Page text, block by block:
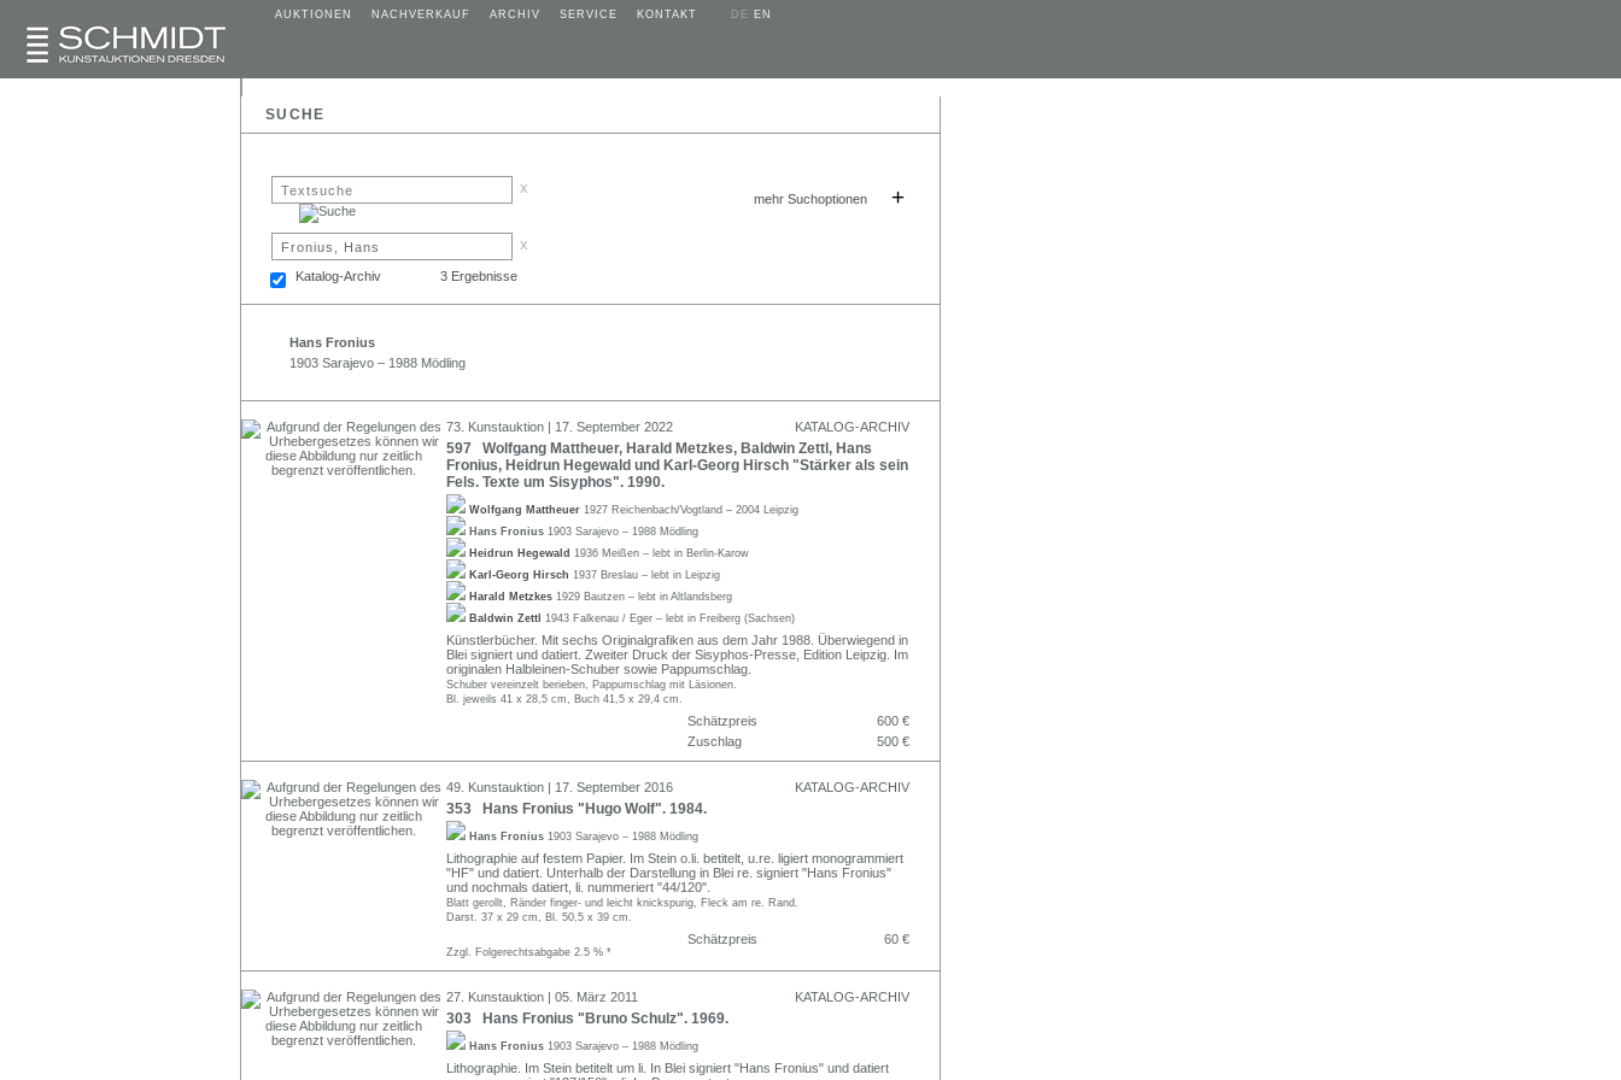
AUKTIONEN NACHVERKAUF ARCHIV SERVICE KONTAKT DE EN
SUCHE
x
mehr Suchoptionen +
x
Katalog-Archiv 3 Ergebnisse
Hans Fronius
1903 Sarajevo – 1988 Mödling
73. Kunstauktion | 17. September 2022 KATALOG-ARCHIV
597 Wolfgang Mattheuer, Harald Metzkes, Baldwin Zettl, Hans
Fronius, Heidrun Hegewald und Karl-Georg Hirsch "Stärker als sein
Fels. Texte um Sisyphos". 1990.
Wolfgang Mattheuer 1927 Reichenbach/Vogtland – 2004 Leipzig
Hans Fronius 1903 Sarajevo – 1988 Mödling
Heidrun Hegewald 1936 Meißen – lebt in Berlin-Karow
Karl-Georg Hirsch 1937 Breslau – lebt in Leipzig
Harald Metzkes 1929 Bautzen – lebt in Altlandsberg
Baldwin Zettl 1943 Falkenau / Eger – lebt in Freiberg (Sachsen)
Künstlerbücher. Mit sechs Originalgrafiken aus dem Jahr 1988. Überwiegend in
Blei signiert und datiert. Zweiter Druck der Sisyphos-Presse, Edition Leipzig. Im
originalen Halbleinen-Schuber sowie Pappumschlag.
Schuber vereinzelt berieben, Pappumschlag mit Läsionen.
Bl. jeweils 41 x 28,5 cm, Buch 41,5 x 29,4 cm.
Schätzpreis
600 €
Zuschlag
500 €
49. Kunstauktion | 17. September 2016 KATALOG-ARCHIV
353 Hans Fronius "Hugo Wolf". 1984.
Hans Fronius 1903 Sarajevo – 1988 Mödling
Lithographie auf festem Papier. Im Stein o.li. betitelt, u.re. ligiert monogrammiert
"HF" und datiert. Unterhalb der Darstellung in Blei re. signiert "Hans Fronius"
und nochmals datiert, li. nummeriert "44/120".
Blatt gerollt, Ränder finger- und leicht knickspurig, Fleck am re. Rand.
Darst. 37 x 29 cm, Bl. 50,5 x 39 cm.
Schätzpreis 60 €
Zzgl. Folgerechtsabgabe 2.5 % *
27. Kunstauktion | 05. März 2011 KATALOG-ARCHIV
303 Hans Fronius "Bruno Schulz". 1969.
Hans Fronius 1903 Sarajevo – 1988 Mödling
Lithographie. Im Stein betitelt um li. In Blei signiert "Hans Fronius" und datiert